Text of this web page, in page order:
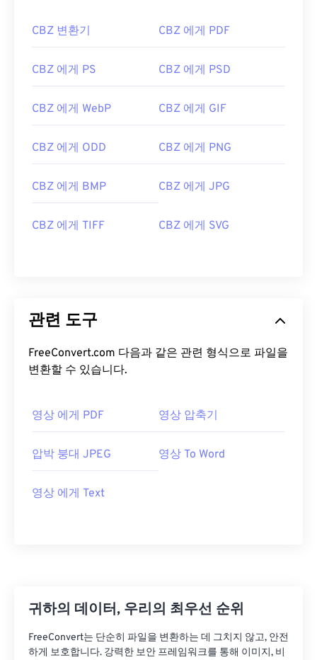
CBZ 변환기 CBZ 에게 PDF
CBZ 에게 PS CBZ 에게 PSD
CBZ 에게 WebP CBZ 에게 GIF
CBZ 에게 ODD CBZ 에게 PNG
CBZ 에게 BMP CBZ 에게 JPG
CBZ 에게 TIFF CBZ 에게 SVG
관련 도구
FreeConvert.com 다음과 같은 관련 형식으로 파일을
변환할 수 있습니다.
영상 에게 PDF 영상 압축기
압박 붕대 JPEG 영상 To Word
영상 에게 Text
귀하의 데이터, 우리의 최우선 순위
FreeConvert는 단순히 파일을 변환하는 데 그치지 않고, 안전
하게 보호합니다. 강력한 보안 프레임워크를 통해 이미지, 비